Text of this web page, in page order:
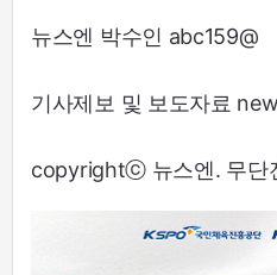
뉴스엔 박수인 abc159@
기사제보 및 보도자료
copyrightⓒ 뉴스엔. 무단